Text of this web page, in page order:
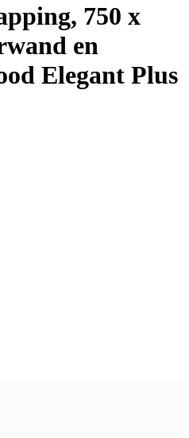
750 x
en
Elegant Plus